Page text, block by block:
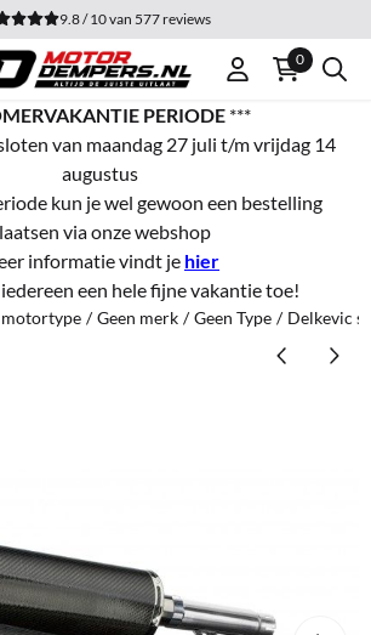
momenteel gesloten.
9.8 / 10van 577reviews
0
PERIODE***
van maandag 27 juli t/m vrijdag 14
augustus
kun je wel gewoon een bestelling
via onze webshop
informatie vindt je hier
een hele fijne vakantie toe!
motortype / Geen merk / Geen Type / Delkevic